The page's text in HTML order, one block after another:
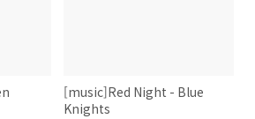
[music]Red Night - Blue
Knights